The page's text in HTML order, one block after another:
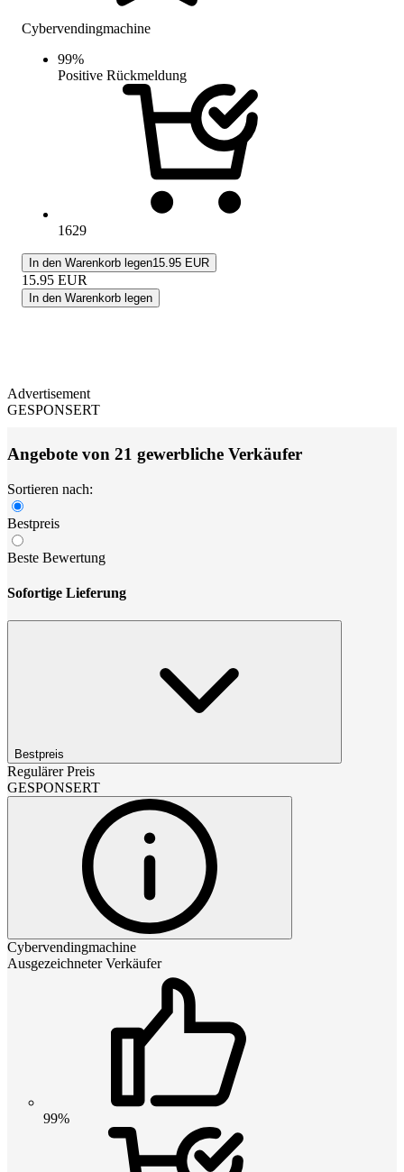
Cybervendingmachine
99%
Positive Rückmeldung
1629
In den Warenkorb legen15.95 EUR
15.95 EUR
In den Warenkorb legen
Advertisement
GESPONSERT
Angebote von 21 gewerbliche Verkäufer
Sortieren nach:
Bestpreis
Beste Bewertung
Sofortige Lieferung
Bestpreis
Regulärer Preis
GESPONSERT
Cybervendingmachine
Ausgezeichneter Verkäufer
99%